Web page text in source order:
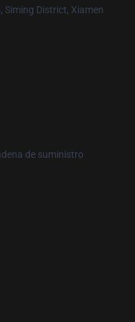
Siming District, Xiamen
de suministro